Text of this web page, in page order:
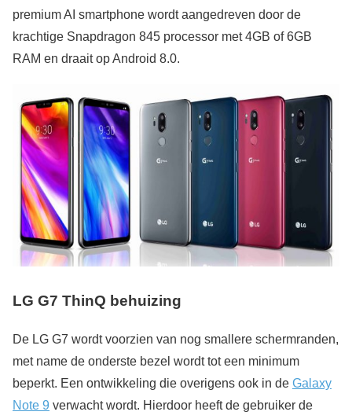
premium AI smartphone wordt aangedreven door de
krachtige Snapdragon 845 processor met 4GB of 6GB
RAM en draait op Android 8.0.
LG G7 ThinQ behuizing
De LG G7 wordt voorzien van nog smallere schermranden,
met name de onderste bezel wordt tot een minimum
beperkt. Een ontwikkeling die overigens ook in de Galaxy
Note 9 verwacht wordt. Hierdoor heeft de gebruiker de